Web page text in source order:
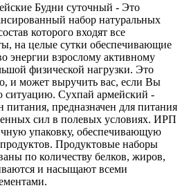
Будни суточный - Это
набор натуральных
которого входят все
на целые сутки обеспечивающие
энергии взрослому активному
физической нагрузки. Это
и может выручить вас, если Вы
ситуацию. Сухпай армейский -
предназначен для питания
сил в полевых условиях. ИРП
упаковку, обеспечивающую
Продуктовые наборы
по количеству белков, жиров,
и насыщают всеми